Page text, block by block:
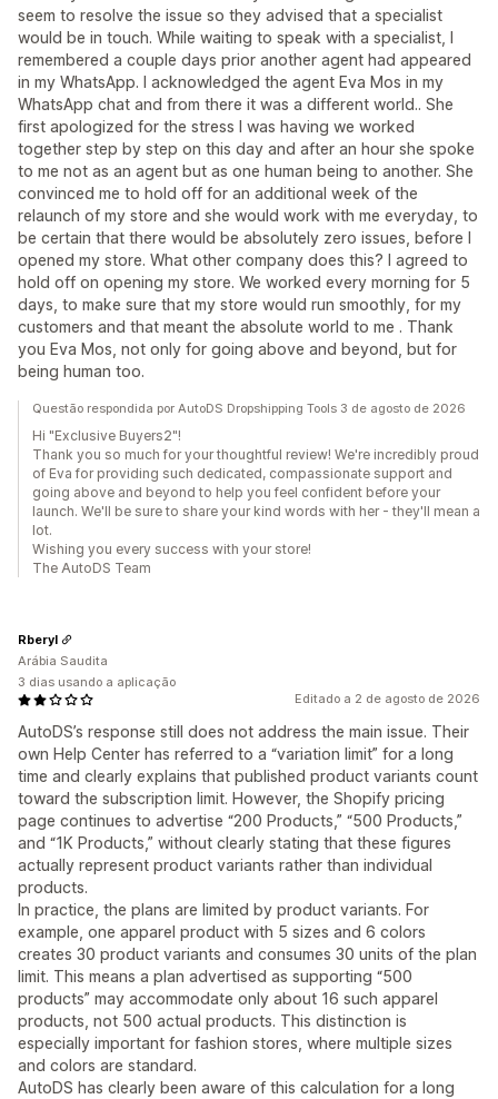
seem to resolve the issue so they advised that a specialist
would be in touch. While waiting to speak with a specialist, I
remembered a couple days prior another agent had appeared
in my WhatsApp. I acknowledged the agent Eva Mos in my
WhatsApp chat and from there it was a different world.. She
first apologized for the stress I was having we worked
together step by step on this day and after an hour she spoke
to me not as an agent but as one human being to another. She
convinced me to hold off for an additional week of the
relaunch of my store and she would work with me everyday, to
be certain that there would be absolutely zero issues, before I
opened my store. What other company does this? I agreed to
hold off on opening my store. We worked every morning for 5
days, to make sure that my store would run smoothly, for my
customers and that meant the absolute world to me . Thank
you Eva Mos, not only for going above and beyond, but for
being human too.
Questão respondida por AutoDS Dropshipping Tools 3 de agosto de 2026
Hi "Exclusive Buyers2"!
Thank you so much for your thoughtful review! We're incredibly proud
of Eva for providing such dedicated, compassionate support and
going above and beyond to help you feel confident before your
launch. We'll be sure to share your kind words with her - they'll mean a
lot.
Wishing you every success with your store!
The AutoDS Team
Editado a 2 de agosto de 2026
AutoDS’s response still does not address the main issue. Their
own Help Center has referred to a “variation limit” for a long
time and clearly explains that published product variants count
toward the subscription limit. However, the Shopify pricing
page continues to advertise “200 Products,” “500 Products,”
and “1K Products,” without clearly stating that these figures
actually represent product variants rather than individual
products.
In practice, the plans are limited by product variants. For
example, one apparel product with 5 sizes and 6 colors
creates 30 product variants and consumes 30 units of the plan
limit. This means a plan advertised as supporting “500
products” may accommodate only about 16 such apparel
products, not 500 actual products. This distinction is
especially important for fashion stores, where multiple sizes
and colors are standard.
AutoDS has clearly been aware of this calculation for a long
Rberyl
Arábia Saudita
3 dias usando a aplicação